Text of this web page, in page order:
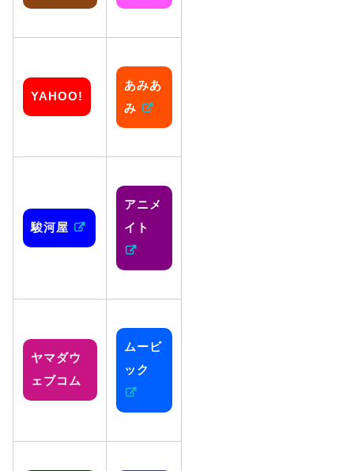
YAHOO!
あみあ
み
駿河屋
アニメ
イト
ヤマダウ
ェブコム
ムービ
ック